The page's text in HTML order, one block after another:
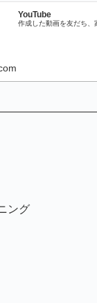
YouTube
作成した動画を友だち、
ング